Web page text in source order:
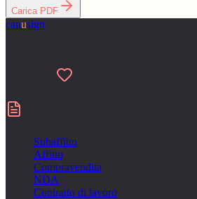
Carica PDF
canusign
Subaffitto
Affitto
Compravendita
NDA
Contratto di lavoro